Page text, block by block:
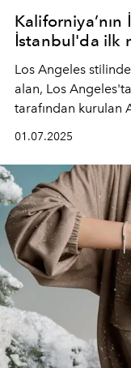
Kaliforniya’nın
İstanbul'da ilk
Los Angeles
alan, Los
tarafından kurulan
01.07.2025